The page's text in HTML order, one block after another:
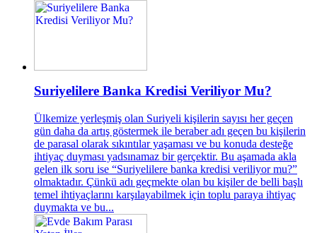
Suriyelilere Banka Kredisi Veriliyor Mu?
Ülkemize yerleşmiş olan Suriyeli kişilerin sayısı her geçen
gün daha da artış göstermek ile beraber adı geçen bu kişilerin
de parasal olarak sıkıntılar yaşaması ve bu konuda desteğe
ihtiyaç duyması yadsınamaz bir gerçektir. Bu aşamada akla
gelen ilk soru ise “Suriyelilere banka kredisi veriliyor mu?”
olmaktadır. Çünkü adı geçmekte olan bu kişiler de belli başlı
temel ihtiyaçlarını karşılayabilmek için toplu paraya ihtiyaç
duymakta ve bu...